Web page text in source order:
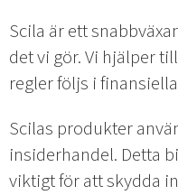
Scila är ett
det vi gör. Vi hjälper
regler följs i
Scilas produkter
insiderhandel. Detta
viktigt för att skydda